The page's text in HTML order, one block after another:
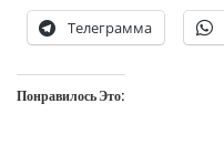
Телеграмма
Понравилось Это: